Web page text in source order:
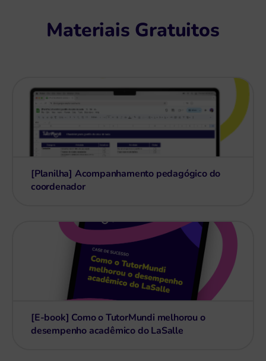
Materiais Gratuitos
[Planilha] Acompanhamento pedagógico do
coordenador
[E-book] Como o TutorMundi melhorou o
desempenho acadêmico do LaSalle